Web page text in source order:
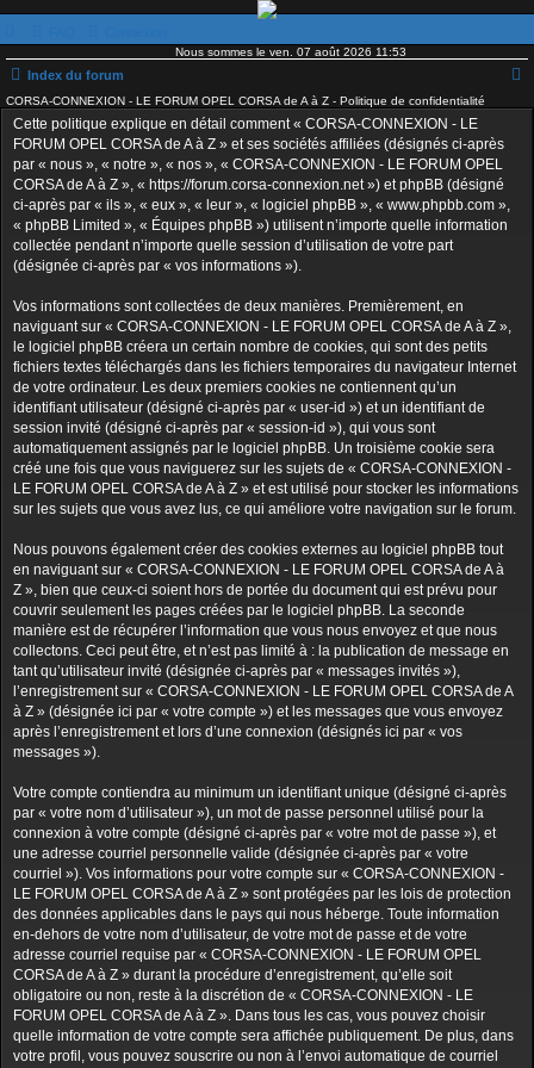
Nous sommes le ven. 07 août 2026 11:53
Index du forum
CORSA-CONNEXION - LE FORUM OPEL CORSA de A à Z - Politique de confidentialité
Cette politique explique en détail comment « CORSA-CONNEXION - LE
FORUM OPEL CORSA de A à Z » et ses sociétés affiliées (désignés ci-après
par « nous », « notre », « nos », « CORSA-CONNEXION - LE FORUM OPEL
CORSA de A à Z », « https://forum.corsa-connexion.net ») et phpBB (désigné
ci-après par « ils », « eux », « leur », « logiciel phpBB », « www.phpbb.com »,
« phpBB Limited », « Équipes phpBB ») utilisent n’importe quelle information
collectée pendant n’importe quelle session d’utilisation de votre part
(désignée ci-après par « vos informations »).
Vos informations sont collectées de deux manières. Premièrement, en
naviguant sur « CORSA-CONNEXION - LE FORUM OPEL CORSA de A à Z »,
le logiciel phpBB créera un certain nombre de cookies, qui sont des petits
fichiers textes téléchargés dans les fichiers temporaires du navigateur Internet
de votre ordinateur. Les deux premiers cookies ne contiennent qu’un
identifiant utilisateur (désigné ci-après par « user-id ») et un identifiant de
session invité (désigné ci-après par « session-id »), qui vous sont
automatiquement assignés par le logiciel phpBB. Un troisième cookie sera
créé une fois que vous naviguerez sur les sujets de « CORSA-CONNEXION -
LE FORUM OPEL CORSA de A à Z » et est utilisé pour stocker les informations
sur les sujets que vous avez lus, ce qui améliore votre navigation sur le forum.
Nous pouvons également créer des cookies externes au logiciel phpBB tout
en naviguant sur « CORSA-CONNEXION - LE FORUM OPEL CORSA de A à
Z », bien que ceux-ci soient hors de portée du document qui est prévu pour
couvrir seulement les pages créées par le logiciel phpBB. La seconde
manière est de récupérer l’information que vous nous envoyez et que nous
collectons. Ceci peut être, et n’est pas limité à : la publication de message en
tant qu’utilisateur invité (désignée ci-après par « messages invités »),
l’enregistrement sur « CORSA-CONNEXION - LE FORUM OPEL CORSA de A
à Z » (désignée ici par « votre compte ») et les messages que vous envoyez
après l’enregistrement et lors d’une connexion (désignés ici par « vos
messages »).
Votre compte contiendra au minimum un identifiant unique (désigné ci-après
par « votre nom d’utilisateur »), un mot de passe personnel utilisé pour la
connexion à votre compte (désigné ci-après par « votre mot de passe »), et
une adresse courriel personnelle valide (désignée ci-après par « votre
courriel »). Vos informations pour votre compte sur « CORSA-CONNEXION -
LE FORUM OPEL CORSA de A à Z » sont protégées par les lois de protection
des données applicables dans le pays qui nous héberge. Toute information
en-dehors de votre nom d’utilisateur, de votre mot de passe et de votre
adresse courriel requise par « CORSA-CONNEXION - LE FORUM OPEL
CORSA de A à Z » durant la procédure d’enregistrement, qu’elle soit
obligatoire ou non, reste à la discrétion de « CORSA-CONNEXION - LE
FORUM OPEL CORSA de A à Z ». Dans tous les cas, vous pouvez choisir
quelle information de votre compte sera affichée publiquement. De plus, dans
votre profil, vous pouvez souscrire ou non à l’envoi automatique de courriel